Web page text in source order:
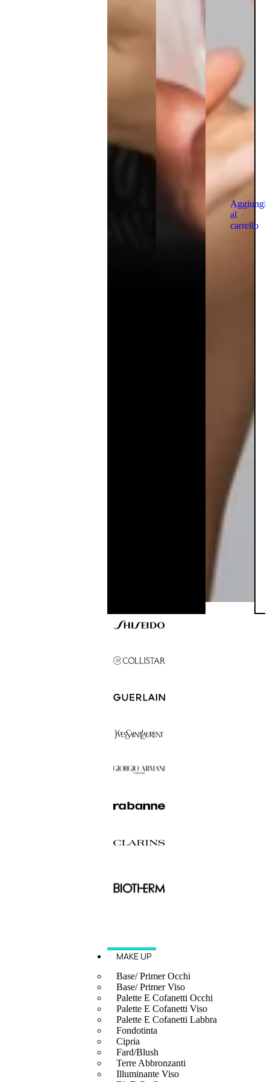
Aggiungi
al
carrello
MAKE UP
Base/ Primer Occhi
Base/ Primer Viso
Palette E Cofanetti Occhi
Palette E Cofanetti Viso
Palette E Cofanetti Labbra
Fondotinta
Cipria
Fard/Blush
Terre Abbronzanti
Illuminante Viso